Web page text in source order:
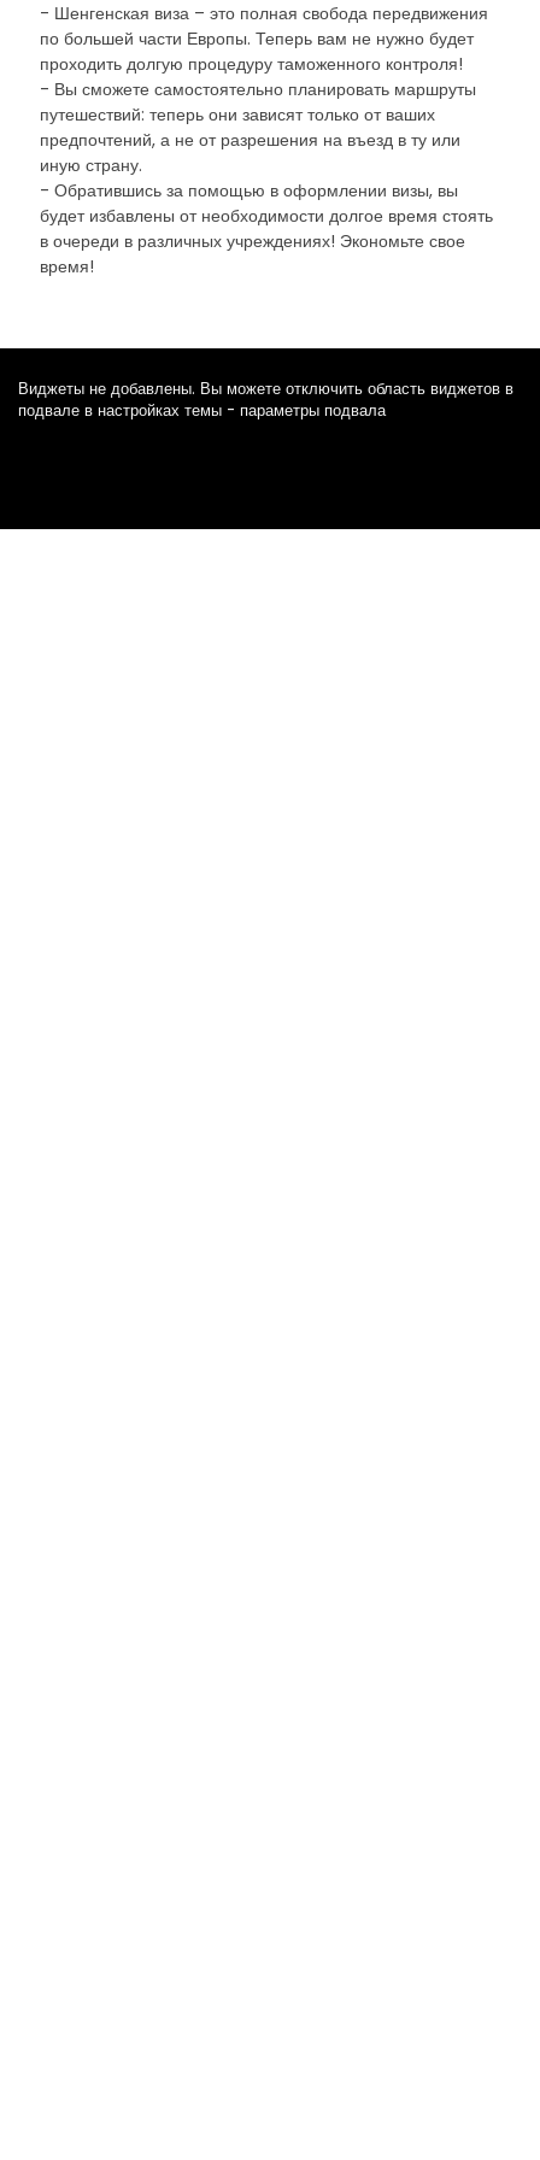
- Шенгенская виза – это полная свобода передвижения
по большей части Европы. Теперь вам не нужно будет
проходить долгую процедуру таможенного контроля!
- Вы сможете самостоятельно планировать маршруты
путешествий: теперь они зависят только от ваших
предпочтений, а не от разрешения на въезд в ту или
иную страну.
- Обратившись за помощью в оформлении визы, вы
будет избавлены от необходимости долгое время стоять
в очереди в различных учреждениях! Экономьте свое
время!
Виджеты не добавлены. Вы можете отключить область виджетов в
подвале в настройках темы - параметры подвала